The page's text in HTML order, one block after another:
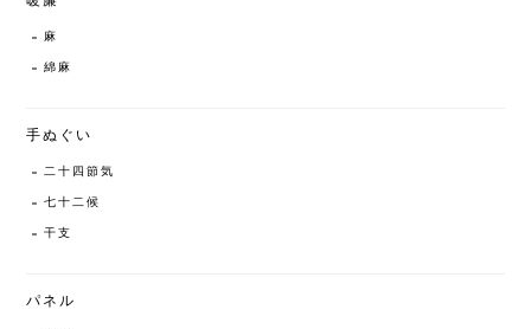
麻
綿麻
手ぬぐい
二十四節気
七十二候
干支
パネル